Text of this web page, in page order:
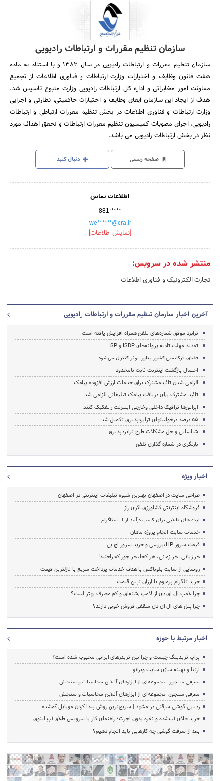
سازمان تنظیم مقررات و ارتباطات رادیویی
سازمان تنظیم مقررات و ارتباطات رادیویی در سال 1382 و با استناد به ماده
هفت قانون وظایف و اختیارات وزارت ارتباطات و فناوری اطلاعات از تجمیع
معاونت امور مخابراتی و اداره کل ارتباطات رادیویی وزارت متبوع تاسیس شد.
هدف از ایجاد این سازمان ایفای وظایف و اختیارات حاکمیتی، نظارتی و اجرایی
وزارت ارتباطات و فناوری اطلاعات در بخش تنظیم مقررات ارتباطی و ارتباطات
رادیویی، اجرای مصوبات کمیسیون تنظیم مقررات ارتباطات و تحقق اهداف مورد
نظر در بخش ارتباطات رادیویی می باشد.
صفحه رسمی دنبال کنید
اطلاعات تماس
881*****
we******@cra.ir
[نمایش اطلاعات]
منتشر شده در سرویس:
تجارت الکترونیک و فناوری اطلاعات
آخرین اخبار سازمان تنظیم مقررات و ارتباطات رادیویی
ترابرد موفق شماره‌های تلفن همراه افزایش یافته است
تمدید مهلت تادیه پروانه‌های ISDP و ISP
فضای فرکانسی کشور بطور موثر کنترل می‌شود
احتمال بازگشت اینترنت ثابت نامحدود
الزامی شدن تائیدمشترک برای خدمات ارزش افزوده پیامک
تائید مشترک برای دریافت پیامک تبلیغاتی الزامی شد
اپراتورها ترافیک داخلی وخارجی اینترنت راتفکیک کنند
۵۵ درصد درخواستهای ترابردپذیری تکمیل شد
شناسایی و حل مشکلات طرح ترابردپذیری
بازنگری در شماره گذاری تلفن
اخبار ویژه
طراحی سایت در اصفهان بهترین شیوه تبلیغات اینترنتی در اصفهان
فروشگاه اینترنتی کشاورزی اگری راز
ایده های طلایی برای کسب درآمد از اینستاگرام
خدمات سایت انجام پروژه ماهان
قیمت سرور HP/بررسی و خرید سرور اچ پی
هر زبانی، هر زمانی، هر کجا، هر جور که راحتید!
رونمایی از سایت بلوباکس با هدف خدمات پرداخت سریع با نازلترین قیمت
خرید تلگرام پرمیوم با ارزان ترین قیمت
چرا لامپ ال ای دی از لامپ رشته‌ای و کم مصرف بهتر است؟
چرا پنل های ال ای دی سقفی فروش خوبی دارند؟
اخبار مرتبط با حوزه
پراپ تریدینگ چیست و چرا بین تریدرهای ایرانی محبوب شده است؟
ارتقا و بهینه سازی سایت وبرانو
معرفی سنجور؛ مجموعه‌ای از ابزارهای آنلاین محاسبات و سنجش
معرفی سنجور؛ مجموعه‌ای از ابزارهای آنلاین محاسبات و سنجش
ردیابی گوشی سرقتی در مشهد | سریع‌ترین روش پیدا کردن موبایل گمشده
خرید طلای آب‌شده و نقره بدون اجرت؛ راهنمای کار با سرویس طلای آپِ اینوی
بعد از سرقت گوشی چه کارهایی باید انجام دهیم؟